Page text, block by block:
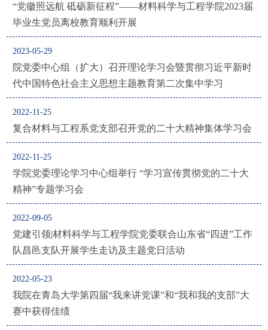
​“党徽照远航 砥砺新征程”——材料科学与工程学院2023届
毕业生党员离校教育顺利开展
2023-05-29
院党委中心组（扩大）召开理论学习会暨贯彻习近平新时
代中国特色社会主义思想主题教育第二次集中学习
2022-11-25
复合材料与工程系党支部召开党的二十大精​神集体学习会
2022-11-25
学院党委理论学习中​心组举行 “学习宣传贯彻党的二十大
精神”专题学习会
2022-09-05
党建引领|材料科学与工程​学院党委联合山东省“四进”工作
队昌邑支队开展学生走访及主题党日活动
2022-05-23
我院在青岛大学第四届“我来讲党课”和“我和我的支部”大
赛中获得佳绩